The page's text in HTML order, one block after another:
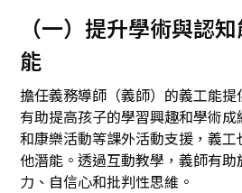
（一）提升學術與認
能
擔任義務導師（義師）的義工能提
有助提高孩子的學習興趣和學術
和康樂活動等課外活動支援，義
他潛能。透過互動教學，義師有
力、自信心和批判性思維。